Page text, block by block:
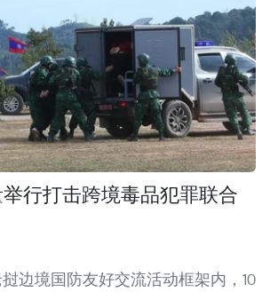
行打击跨境毒品犯罪联合
边境国防友好交流活动框架内，10